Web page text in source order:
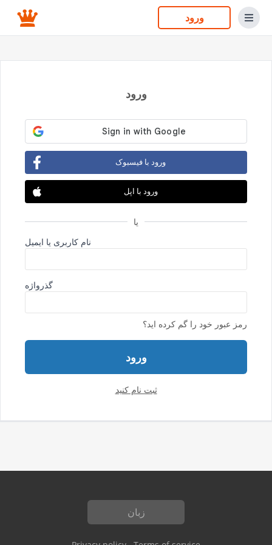
ورود
ورود
ورود با فیسبوک
ورود با اپل
یا
نام کاربری یا ایمیل
گذرواژه
رمز عبور خود را گم کرده اید؟
ورود
ثبت نام کنید
زبان